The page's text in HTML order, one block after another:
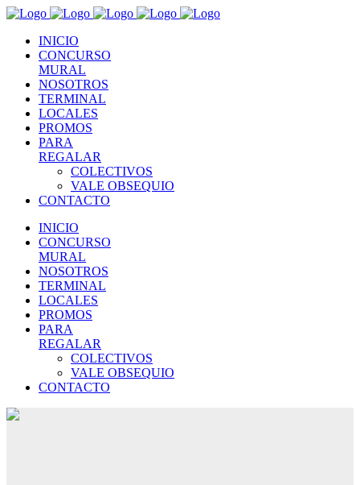
INICIO
CONCURSO
MURAL
NOSOTROS
TERMINAL
LOCALES
PROMOS
PARA
REGALAR
COLECTIVOS
VALE OBSEQUIO
CONTACTO
INICIO
CONCURSO
MURAL
NOSOTROS
TERMINAL
LOCALES
PROMOS
PARA
REGALAR
COLECTIVOS
VALE OBSEQUIO
CONTACTO